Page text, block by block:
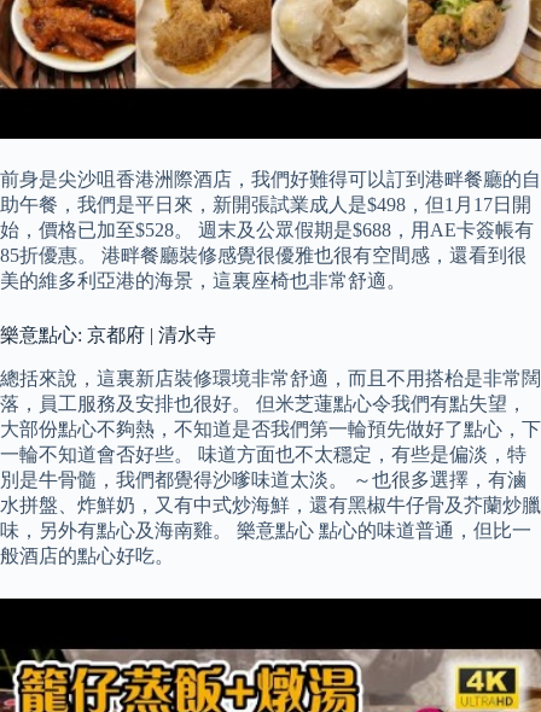
前身是尖沙咀香港洲際酒店，我們好難得可以訂到港畔餐廳的自
助午餐，我們是平日來，新開張試業成人是$498，但1月17日開
始，價格已加至$528。 週末及公眾假期是$688，用AE卡簽帳有
85折優惠。 港畔餐廳裝修感覺很優雅也很有空間感，還看到很
美的維多利亞港的海景，這裏座椅也非常舒適。
樂意點心: 京都府 | 清水寺
總括來說，這裏新店裝修環境非常舒適，而且不用搭枱是非常闊
落，員工服務及安排也很好。 但米芝蓮點心令我們有點失望，
大部份點心不夠熱，不知道是否我們第一輪預先做好了點心，下
一輪不知道會否好些。 味道方面也不太穩定，有些是偏淡，特
別是牛骨髓，我們都覺得沙嗲味道太淡。 ～也很多選擇，有滷
水拼盤、炸鮮奶，又有中式炒海鮮，還有黑椒牛仔骨及芥蘭炒臘
味，另外有點心及海南雞。 樂意點心 點心的味道普通，但比一
般酒店的點心好吃。